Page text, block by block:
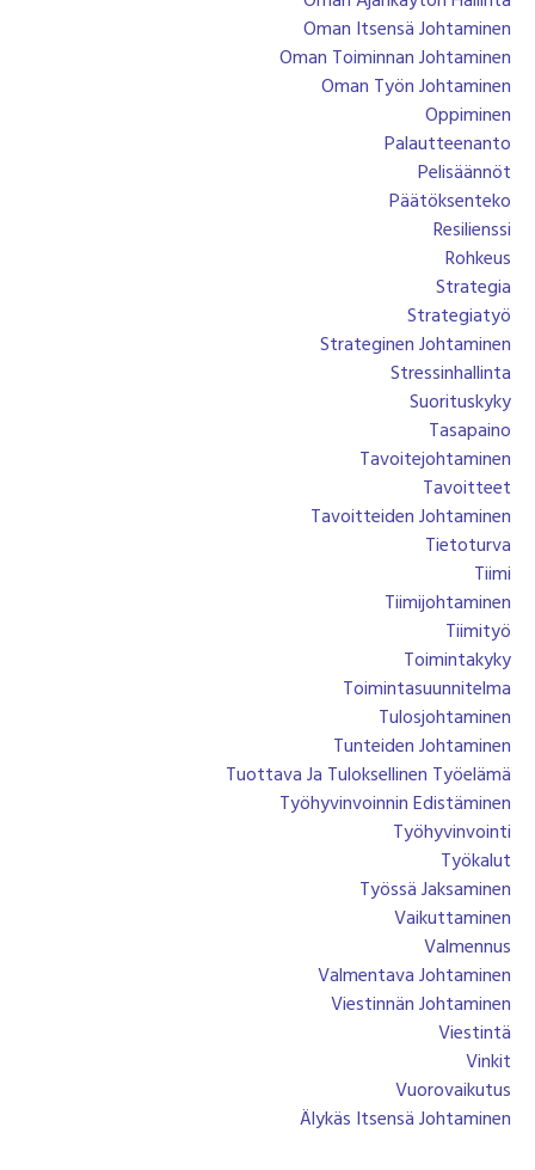
Oman Itsensä Johtaminen
Oman Toiminnan Johtaminen
Oman Työn Johtaminen
Oppiminen
Palautteenanto
Pelisäännöt
Päätöksenteko
Resilienssi
Rohkeus
Strategia
Strategiatyö
Strateginen Johtaminen
Stressinhallinta
Suorituskyky
Tasapaino
Tavoitejohtaminen
Tavoitteet
Tavoitteiden Johtaminen
Tietoturva
Tiimi
Tiimijohtaminen
Tiimityö
Toimintakyky
Toimintasuunnitelma
Tulosjohtaminen
Tunteiden Johtaminen
Tuottava Ja Tuloksellinen Työelämä
Työhyvinvoinnin Edistäminen
Työhyvinvointi
Työkalut
Työssä Jaksaminen
Vaikuttaminen
Valmennus
Valmentava Johtaminen
Viestinnän Johtaminen
Viestintä
Vinkit
Vuorovaikutus
Älykäs Itsensä Johtaminen